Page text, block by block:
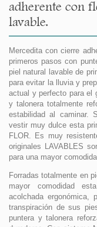
adherente con
lavable.
Mercedita con cierre
primeros pasos con
piel natural lavable de
para evitar la lluvia y
actual y perfecto para el
y talonera totalmente
estabilidad al caminar.
vestir muy dulce esta
FLOR. Es muy
originales LAVABLES
para una mayor
Forradas totalmente en
mayor comodidad
acolchada ergonómica,
transpiración de sus
puntera y talonera